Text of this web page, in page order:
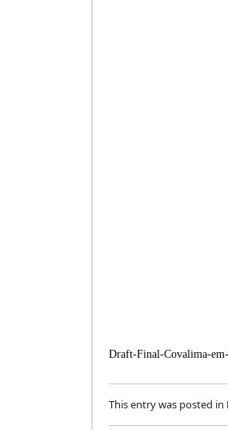
Draft-Final-Covalima-
This entry was posted in